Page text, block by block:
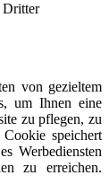
Dritter
von gezieltem
um Ihnen eine
zu pflegen, zu
speichert
Werbediensten
zu erreichen.